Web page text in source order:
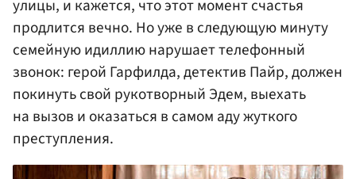
улицы, и кажется, что этот момент счастья
продлится вечно. Но уже в следующую минуту
семейную идиллию нарушает телефонный
звонок: герой Гарфилда, детектив Пайр, должен
покинуть свой рукотворный Эдем, выехать
на вызов и оказаться в самом аду жуткого
преступления.